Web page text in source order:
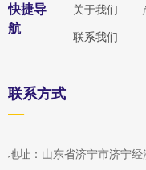
快捷导
航
关于我们
联系我们
联系方式
—
地址： 山东省济宁市济宁